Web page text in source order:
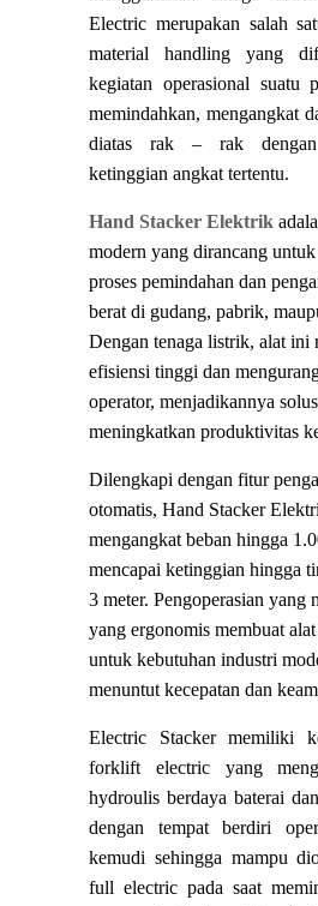
Electric merupakan salah
material handling yang
kegiatan operasional suatu
memindahkan, mengangkat
diatas rak – rak dengan
ketinggian angkat tertentu.
Hand Stacker Elektrik
modern yang dirancang
proses pemindahan dan
berat di gudang, pabrik,
Dengan tenaga listrik, alat ini
efisiensi tinggi dan
operator, menjadikannya
meningkatkan produktivitas
Dilengkapi dengan fitur
otomatis, Hand Stacker
mengangkat beban hingga
mencapai ketinggian hingga
3 meter. Pengoperasian yang
yang ergonomis membuat
untuk kebutuhan industri
menuntut kecepatan dan
Electric Stacker memiliki
forklift electric yang
hydroulis berdaya baterai
dengan tempat berdiri
kemudi sehingga mampu
full electric pada saat